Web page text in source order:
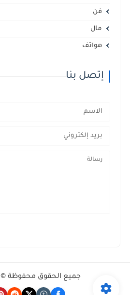
فن
مال
هواتف
إتصل بنا
جميع الحقوق محفوظة ©